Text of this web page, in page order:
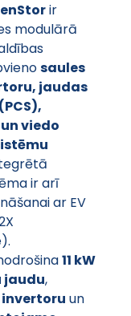
ir
modulārā
saules
jaudas
viedo
ir arī
ar EV
11 kW
jaudu,
invertoru un